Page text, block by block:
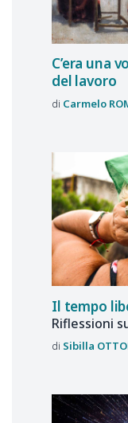
C’era una
del lavoro
Carmelo
Il tempo
Riflessioni
Sibilla